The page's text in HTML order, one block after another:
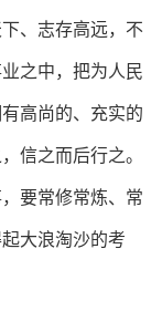
、志存高远，不
之中，把为人民
高尚的、充实的
信之而后行之。
要常修常炼、常
大浪淘沙的考